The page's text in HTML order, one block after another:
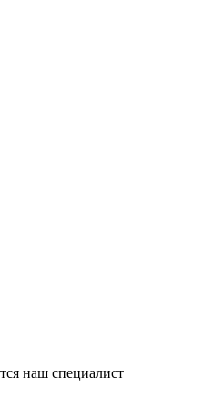
наш специалист